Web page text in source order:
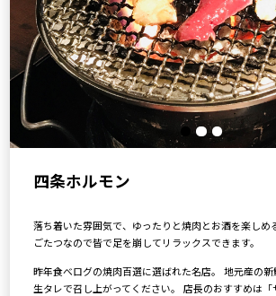
四条ホルモン
落ち着いた雰囲気で、ゆったりと焼肉とお酒を楽しめ
ごたつなので皆で足を崩してリラックスできます。
昨年食べログの焼肉百選に選ばれた名店。 地元産の
生タレで召し上がってください。 店長のおすすめは「